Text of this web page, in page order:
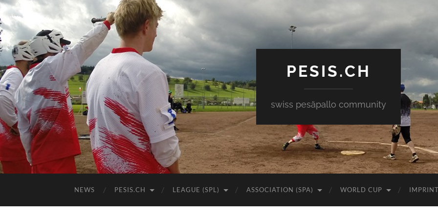
PESIS.CH
swiss pesäpallo community
NEWS PESIS.CH LEAGUE (SPL) ASSOCIATION (SPA) WORLD CUP